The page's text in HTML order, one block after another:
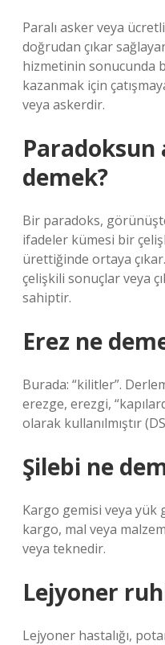
Paralı asker veya
doğrudan çıkar
hizmetinin sonucunda
kazanmak için
veya askerdir.
Paradoksun
demek?
Bir paradoks,
ifadeler kümesi bir
ürettiğinde ortaya
çelişkili sonuçlar veya
sahiptir.
Erez ne
Burada: “kilitler”.
erezge, erezgi,
olarak kullanılmıştır
Şilebi ne
Kargo gemisi veya yük
kargo, mal veya
veya teknedir.
Lejyoner
Lejyoner hastalığı,